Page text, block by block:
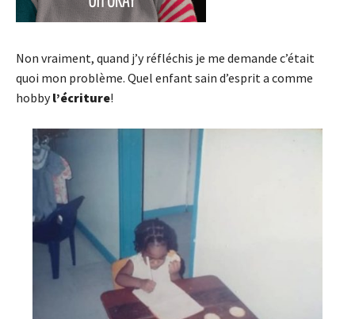
Non vraiment, quand j’y réfléchis je me demande c’était
quoi mon problème. Quel enfant sain d’esprit a comme
hobbyl’écriture!